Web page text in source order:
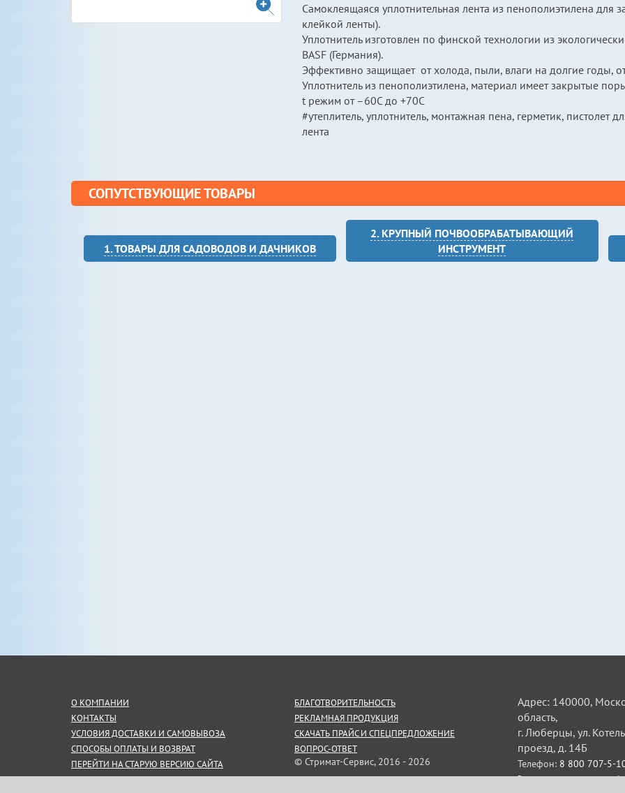
Самоклеящаяся уплотнительная лента из пенополиэтилена
клейкой ленты).
Уплотнитель изготовлен по финской технологии из
BASF (Германия).
Эффективно защищает от холода, пыли, влаги на долгие годы,
Уплотнитель из пенополиэтилена, материал имеет закрытые
t режим от –60С до +70С
#утеплитель, уплотнитель, монтажная пена, герметик, пистолет
лента
СОПУТСТВУЮЩИЕ ТОВАРЫ
1. ТОВАРЫ ДЛЯ САДОВОДОВ И ДАЧНИКОВ
2. КРУПНЫЙ ПОЧВООБРАБАТЫВАЮЩИЙ
ИНСТРУМЕНТ
О КОМПАНИИ
КОНТАКТЫ
УСЛОВИЯ ДОСТАВКИ И САМОВЫВОЗА
СПОСОБЫ ОПЛАТЫ И ВОЗВРАТ
ПЕРЕЙТИ НА СТАРУЮ ВЕРСИЮ САЙТА
СОГЛАШЕНИЕ НА ОБРАБОТКУ
БЛАГОТВОРИТЕЛЬНОСТЬ
РЕКЛАМНАЯ ПРОДУКЦИЯ
СКАЧАТЬ ПРАЙС И СПЕЦПРЕДЛОЖЕНИЕ
ВОПРОС-ОТВЕТ
© Стримат-Сервис, 2016 - 2026
Адрес: 140000,
область,
г. Люберцы, ул.
проезд, д. 14Б
Телефон: 8 800 707-5-
Электронная почта: